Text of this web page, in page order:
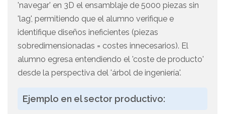
'navegar' en 3D el ensamblaje de 5000 piezas sin
'lag', permitiendo que el alumno verifique e
identifique diseños ineficientes (piezas
sobredimensionadas = costes innecesarios). El
alumno egresa entendiendo el 'coste de producto'
desde la perspectiva del 'árbol de ingeniería'.
Ejemplo en el sector productivo: